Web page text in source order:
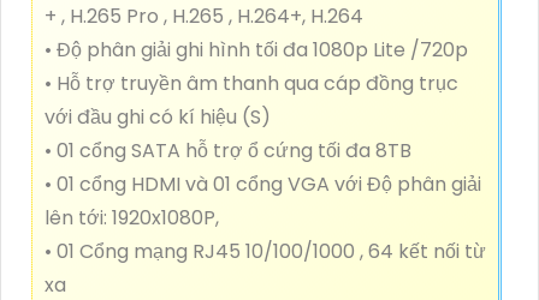
+ , H.265 Pro , H.265 , H.264+, H.264
• Độ phân giải ghi hình tối đa 1080p Lite /720p
• Hỗ trợ truyền âm thanh qua cáp đồng trục
với đầu ghi có kí hiệu (S)
• 01 cổng SATA hỗ trợ ổ cứng tối đa 8TB
• 01 cổng HDMI và 01 cổng VGA với Độ phân giải
lên tới: 1920x1080P,
• 01 Cổng mạng RJ45 10/100/1000 , 64 kết nối từ
xa